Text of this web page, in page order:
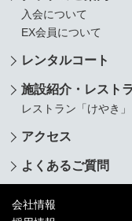
入会について
EX会員について
レンタルコート
施設紹介・レスト
レストラン「けやき」
アクセス
よくあるご質問
会社情報